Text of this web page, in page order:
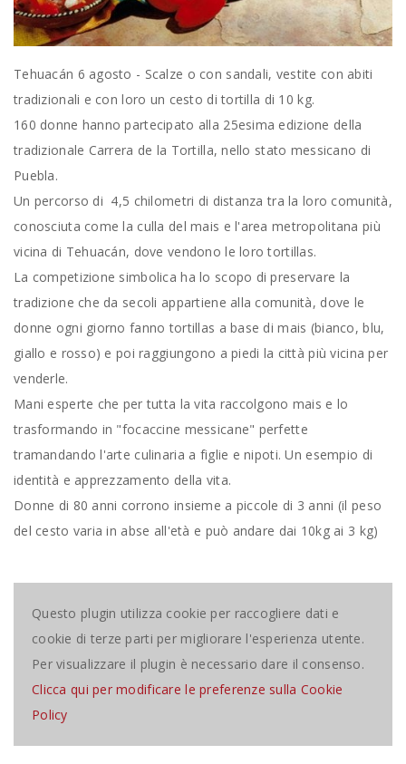
Tehuacán 6 agosto - Scalze o con sandali, vestite con abiti
tradizionali e con loro un cesto di tortilla di 10 kg.
160 donne hanno partecipato alla 25esima edizione della
tradizionale Carrera de la Tortilla, nello stato messicano di
Puebla.
Un percorso di 4,5 chilometri di distanza tra la loro comunità,
conosciuta come la culla del mais e l'area metropolitana più
vicina di Tehuacán, dove vendono le loro tortillas.
La competizione simbolica ha lo scopo di preservare la
tradizione che da secoli appartiene alla comunità, dove le
donne ogni giorno fanno tortillas a base di mais (bianco, blu,
giallo e rosso) e poi raggiungono a piedi la città più vicina per
venderle.
Mani esperte che per tutta la vita raccolgono mais e lo
trasformando in "focaccine messicane" perfette
tramandando l'arte culinaria a figlie e nipoti. Un esempio di
identità e apprezzamento della vita.
Donne di 80 anni corrono insieme a piccole di 3 anni (il peso
del cesto varia in abse all'età e può andare dai 10kg ai 3 kg)
Questo plugin utilizza cookie per raccogliere dati e
cookie di terze parti per migliorare l'esperienza utente.
Per visualizzare il plugin è necessario dare il consenso.
Clicca qui per modificare le preferenze sulla Cookie
Policy